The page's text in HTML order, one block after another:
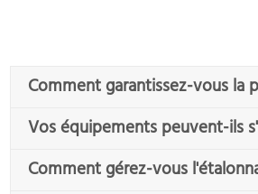
Comment garantissez-vous la
Vos équipements peuvent-ils
Comment gérez-vous